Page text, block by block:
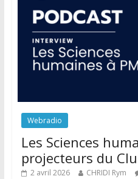
Webradio
Les Sciences
projecteurs du
2 avril 2026 CHRIDI Rym